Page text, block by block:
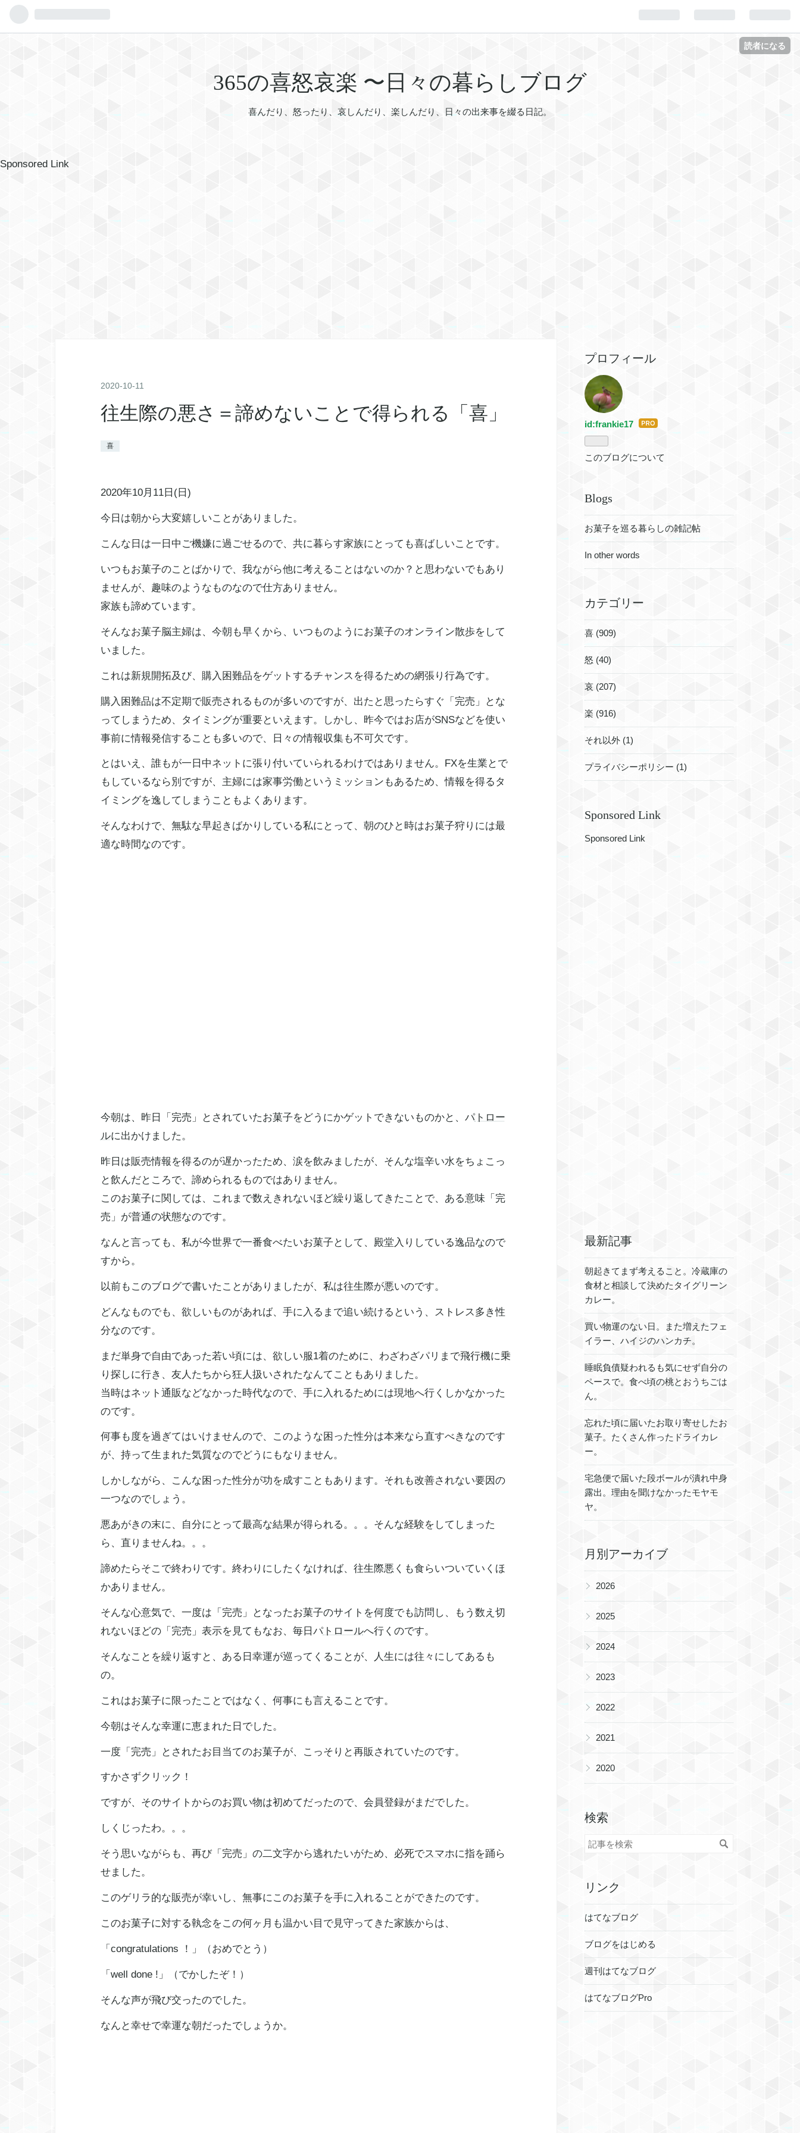
読者になる
365の喜怒哀楽 〜日々の暮らしブログ
喜んだり、怒ったり、哀しんだり、楽しんだり、日々の出来事を綴る日記。
Sponsored Link
2020-10-11
往生際の悪さ＝諦めないことで得られる「喜」
喜
2020年10月11日(日)
今日は朝から大変嬉しいことがありました。
こんな日は一日中ご機嫌に過ごせるので、共に暮らす家族にとっても喜ばしいことです。
いつもお菓子のことばかりで、我ながら他に考えることはないのか？と思わないでもあり
ませんが、趣味のようなものなので仕方ありません。
家族も諦めています。
そんなお菓子脳主婦は、今朝も早くから、いつものようにお菓子のオンライン散歩をして
いました。
これは新規開拓及び、購入困難品をゲットするチャンスを得るための網張り行為です。
購入困難品は不定期で販売されるものが多いのですが、出たと思ったらすぐ「完売」とな
ってしまうため、タイミングが重要といえます。しかし、昨今ではお店がSNSなどを使い
事前に情報発信することも多いので、日々の情報収集も不可欠です。
とはいえ、誰もが一日中ネットに張り付いていられるわけではありません。FXを生業とで
もしているなら別ですが、主婦には家事労働というミッションもあるため、情報を得るタ
イミングを逸してしまうこともよくあります。
そんなわけで、無駄な早起きばかりしている私にとって、朝のひと時はお菓子狩りには最
適な時間なのです。
今朝は、昨日「完売」とされていたお菓子をどうにかゲットできないものかと、パトロー
ルに出かけました。
昨日は販売情報を得るのが遅かったため、涙を飲みましたが、そんな塩辛い水をちょこっ
と飲んだところで、諦められるものではありません。
このお菓子に関しては、これまで数えきれないほど繰り返してきたことで、ある意味「完
売」が普通の状態なのです。
なんと言っても、私が今世界で一番食べたいお菓子として、殿堂入りしている逸品なので
すから。
以前もこのブログで書いたことがありましたが、私は往生際が悪いのです。
どんなものでも、欲しいものがあれば、手に入るまで追い続けるという、ストレス多き性
分なのです。
まだ単身で自由であった若い頃には、欲しい服1着のために、わざわざパリまで飛行機に乗
り探しに行き、友人たちから狂人扱いされたなんてこともありました。
当時はネット通販などなかった時代なので、手に入れるためには現地へ行くしかなかった
のです。
何事も度を過ぎてはいけませんので、このような困った性分は本来なら直すべきなのです
が、持って生まれた気質なのでどうにもなりません。
しかしながら、こんな困った性分が功を成すこともあります。それも改善されない要因の
一つなのでしょう。
悪あがきの末に、自分にとって最高な結果が得られる。。。そんな経験をしてしまった
ら、直りませんね。。。
諦めたらそこで終わりです。終わりにしたくなければ、往生際悪くも食らいついていくほ
かありません。
そんな心意気で、一度は「完売」となったお菓子のサイトを何度でも訪問し、もう数え切
れないほどの「完売」表示を見てもなお、毎日パトロールへ行くのです。
そんなことを繰り返すと、ある日幸運が巡ってくることが、人生には往々にしてあるも
の。
これはお菓子に限ったことではなく、何事にも言えることです。
今朝はそんな幸運に恵まれた日でした。
一度「完売」とされたお目当てのお菓子が、こっそりと再販されていたのです。
すかさずクリック！
ですが、そのサイトからのお買い物は初めてだったので、会員登録がまだでした。
しくじったわ。。。
そう思いながらも、再び「完売」の二文字から逃れたいがため、必死でスマホに指を踊ら
せました。
このゲリラ的な販売が幸いし、無事にこのお菓子を手に入れることができたのです。
このお菓子に対する執念をこの何ヶ月も温かい目で見守ってきた家族からは、
「congratulations ！」（おめでとう）
「well done !」（でかしたぞ！）
そんな声が飛び交ったのでした。
なんと幸せで幸運な朝だったでしょうか。
プロフィール
id:frankie17 はて
ログ
このブログについて
Blogs
お菓子を巡る暮らしの雑記帖
In other words
カテゴリー
喜 (909)
怒 (40)
哀 (207)
楽 (916)
それ以外 (1)
プライバシーポリシー (1)
Sponsored Link
Sponsored Link
最新記事
朝起きてまず考えること。冷蔵庫の
食材と相談して決めたタイグリーン
カレー。
買い物運のない日。また増えたフェ
イラー、ハイジのハンカチ。
睡眠負債疑われるも気にせず自分の
ペースで。食べ頃の桃とおうちごは
ん。
忘れた頃に届いたお取り寄せしたお
菓子。たくさん作ったドライカレ
ー。
宅急便で届いた段ボールが潰れ中身
露出。理由を聞けなかったモヤモ
ヤ。
月別アーカイブ
▶ 2026
▶ 2025
▶ 2024
▶ 2023
▶ 2022
▶ 2021
▶ 2020
検索
リンク
はてなブログ
ブログをはじめる
週刊はてなブログ
はてなブログPro